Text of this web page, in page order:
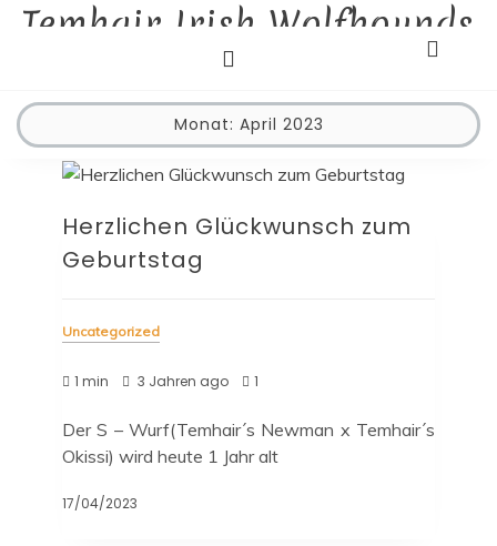
SkipTemhair Irish Wolfhounds
Liebhaberzucht
Monat: April 2023
Herzlichen Glückwunsch zum
Geburtstag
Uncategorized
1 min 3 Jahren ago 1
Der S – Wurf(Temhair´s Newman x Temhair´s
Okissi) wird heute 1 Jahr alt
17/04/2023